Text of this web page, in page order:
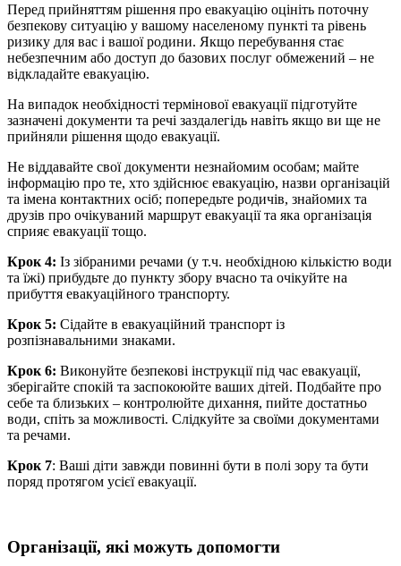
Перед прийняттям рішення про евакуацію оцініть поточну
безпекову ситуацію у вашому населеному пункті та рівень
ризику для вас і вашої родини. Якщо перебування стає
небезпечним або доступ до базових послуг обмежений – не
відкладайте евакуацію.
На випадок необхідності термінової евакуації підготуйте
зазначені документи та речі заздалегідь навіть якщо ви ще не
прийняли рішення щодо евакуації.
Не віддавайте свої документи незнайомим особам; майте
інформацію про те, хто здійснює евакуацію, назви організацій
та імена контактних осіб; попередьте родичів, знайомих та
друзів про очікуваний маршрут евакуації та яка організація
сприяє евакуації тощо.
Крок 4: Із зібраними речами (у т.ч. необхідною кількістю води
та їжі) прибудьте до пункту збору вчасно та очікуйте на
прибуття евакуаційного транспорту.
Крок 5: Сідайте в евакуаційний транспорт із
розпізнавальними знаками.
Крок 6: Виконуйте безпекові інструкції під час евакуації,
зберігайте спокій та заспокоюйте ваших дітей. Подбайте про
себе та близьких – контролюйте дихання, пийте достатньо
води, спіть за можливості. Слідкуйте за своїми документами
та речами.
Крок 7: Ваші діти завжди повинні бути в полі зору та бути
поряд протягом усієї евакуації.
Організації, які можуть допомогти